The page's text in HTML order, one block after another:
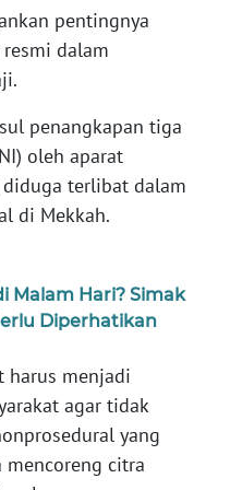
pentingnya
dalam
penangkapan tiga
oleh aparat
diduga terlibat dalam
di Mekkah.
Malam Hari? Simak
Diperhatikan
harus menjadi
agar tidak
yang
citra